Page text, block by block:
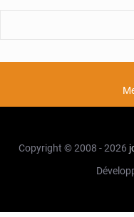
Copyright © 2008 - 2026